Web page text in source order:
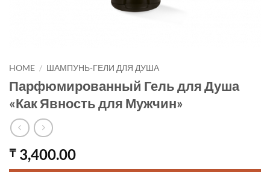
HOME / ШАМПУНЬ-ГЕЛИ ДЛЯ ДУША
Парфюмированный Гель для Душа
«Как Явность для Мужчин»
₸ 3,400.00